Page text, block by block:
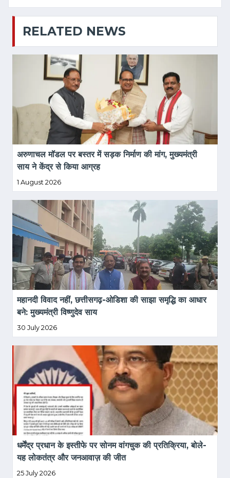
RELATED NEWS
अरुणाचल मॉडल पर बस्तर में सड़क निर्माण की मांग, मुख्यमंत्री
साय ने केंद्र से किया आग्रह
1 August 2026
महानदी विवाद नहीं, छत्तीसगढ़-ओडिशा की साझा समृद्धि का आधार
बने: मुख्यमंत्री विष्णुदेव साय
30 July 2026
धर्मेंद्र प्रधान के इस्तीफे पर सोनम वांगचुक की प्रतिक्रिया, बोले-
यह लोकतंत्र और जनआवाज़ की जीत
25 July 2026